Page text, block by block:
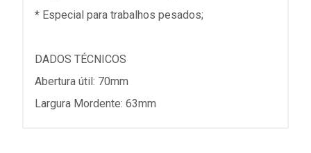
* Especial para trabalhos pesados;
DADOS TÉCNICOS
Abertura útil: 70mm
Largura Mordente: 63mm